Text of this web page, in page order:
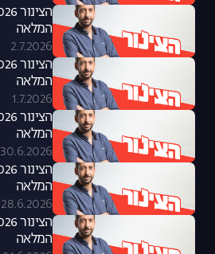
המלאה
2.7.2026
המלאה
1.7.2026
המלאה
30.6.2026
המלאה
28.6.2026
המלאה